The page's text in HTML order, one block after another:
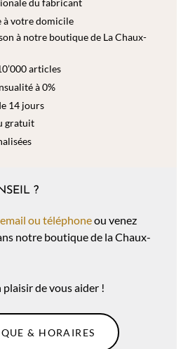
du fabricant
à votre domicile
à notre boutique de La Chaux-
articles
à 0%
14 jours
gratuit
?
ou téléphoneou venez
notre boutique de la Chaux-
de vous aider !
& HORAIRES